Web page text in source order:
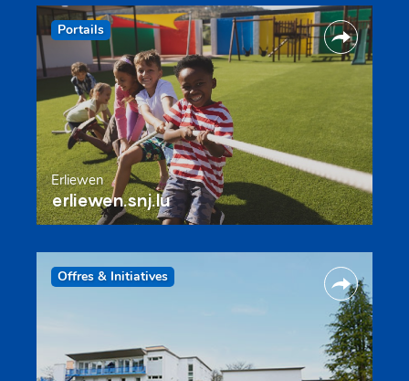
Portails
Erliewen
erliewen.snj.lu
Offres & Initiatives